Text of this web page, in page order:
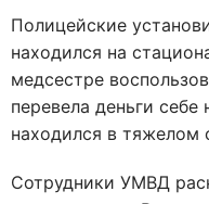
Полицейские
находился на
медсестре
перевела деньги
находился в тяжелом
Сотрудники УМВД